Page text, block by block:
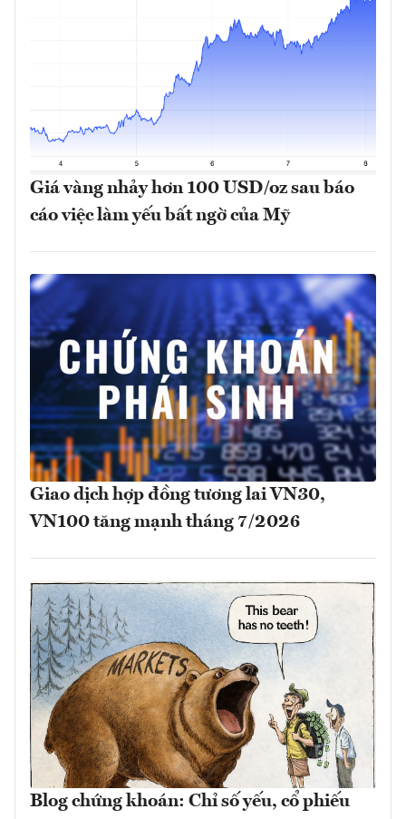
Giá vàng nhảy hơn 100 USD/oz sau báo
cáo việc làm yếu bất ngờ của Mỹ
Giao dịch hợp đồng tương lai VN30,
VN100 tăng mạnh tháng 7/2026
Blog chứng khoán: Chỉ số yếu, cổ phiếu